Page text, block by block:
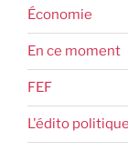
Économie
En ce moment
FEF
L'édito politique